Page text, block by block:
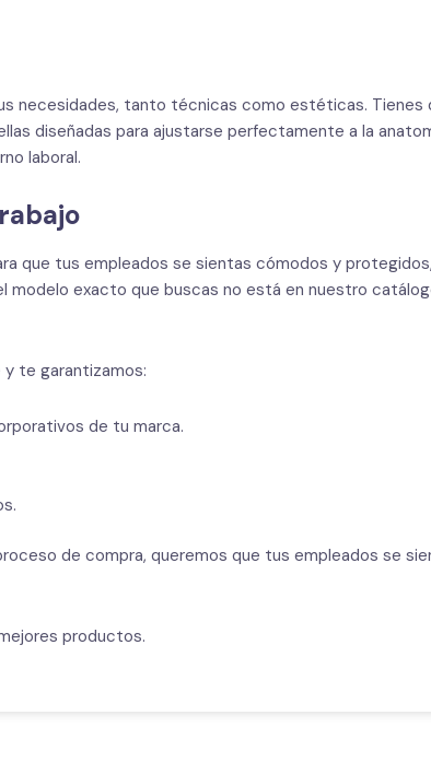
necesidades, tanto técnicas como estéticas. Tienes
diseñadas para ajustarse perfectamente a la
laboral.
que tus empleados se sientas cómodos y
exacto que buscas no está en nuestro
te garantizamos:
de tu marca.
de compra, queremos que tus empleados se
productos.